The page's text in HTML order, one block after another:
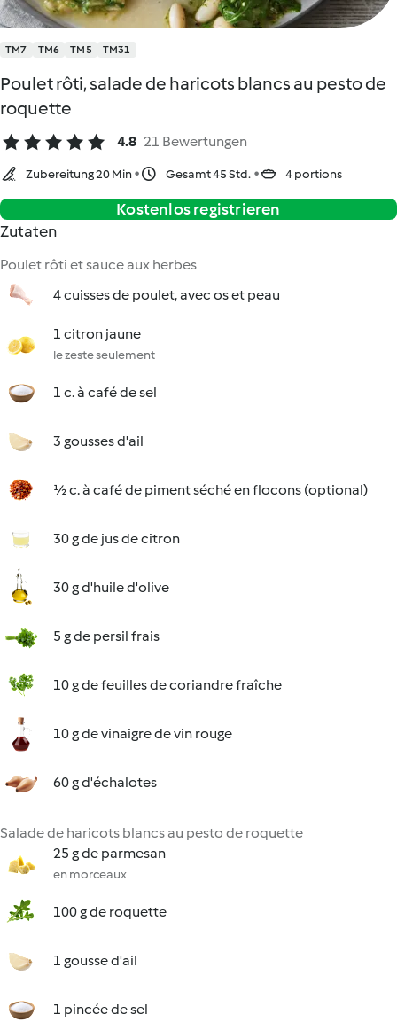
TM7 TM6 TM5 TM31
Poulet rôti, salade de haricots blancs au pesto de
roquette
4.8 21 Bewertungen
Zubereitung 20 Min Gesamt 45 Std. 4 portions
Kostenlos registrieren
Zutaten
Poulet rôti et sauce aux herbes
4 cuisses de poulet, avec os et peau
1 citron jaune
le zeste seulement
1 c. à café de sel
3 gousses d'ail
½ c. à café de piment séché en flocons (optional)
30 g de jus de citron
30 g d'huile d'olive
5 g de persil frais
10 g de feuilles de coriandre fraîche
10 g de vinaigre de vin rouge
60 g d'échalotes
Salade de haricots blancs au pesto de roquette
25 g de parmesan
en morceaux
100 g de roquette
1 gousse d'ail
1 pincée de sel